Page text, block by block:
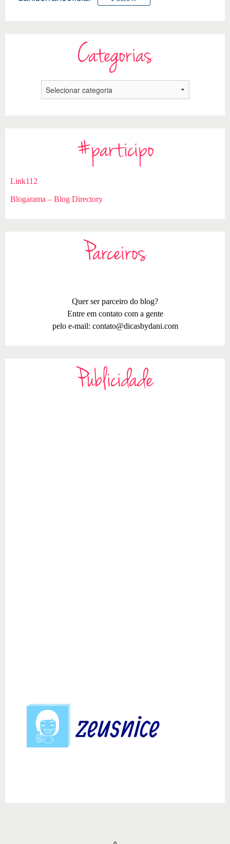
Categorias
#participo
Link112
Blogarama – Blog Directory
Parceiros
Quer ser parceiro do blog?
Entre em contato com a gente
pelo e-mail: contato@dicasbydani.com
Publicidade